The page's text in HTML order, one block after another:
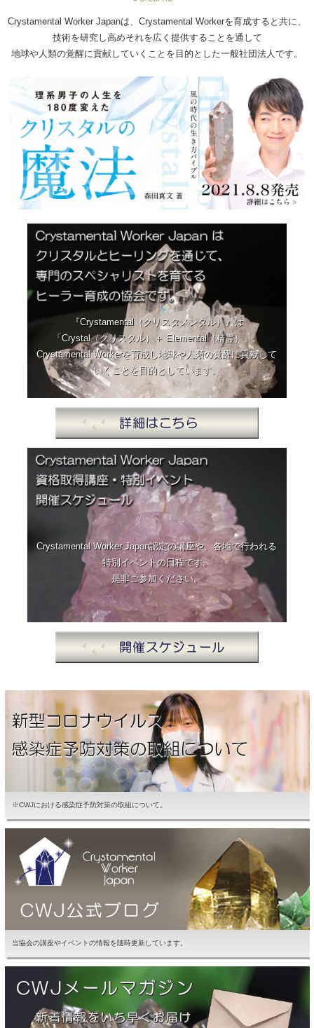
Crystamental Worker Japanは、Crystamental Workerを育成すると共に、
技術を研究し高めそれを広く提供することを通して
地球や人類の覚醒に貢献していくことを目的とした一般社団法人です。
『Crystamental（クリスタメンタル）』は
「Crystal（クリスタル）＋ Elemental（精霊）」。
Crystamental Workerを育成し地球や人類の覚醒に貢献して
いくことを目的としています。
Crystamental Worker Japan認定の講座や、各地で行われる
特別イベントの日程です。
是非ご参加ください。
※CWJにおける感染症予防対策の取組について。
当協会の講座やイベントの情報を随時更新しています。